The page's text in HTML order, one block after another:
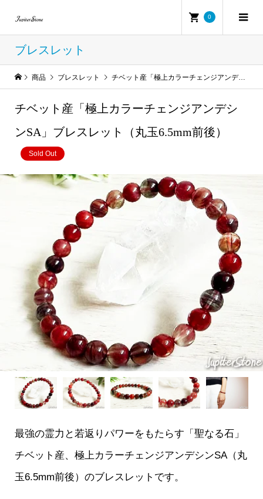
0
ブレスレット
商品 ブレスレット チベット産「極上カラーチェンジアンデシンSA」ブレスレット（丸玉6.5mm前後）
チベット産「極上カラーチェンジアンデシ
ンSA」ブレスレット（丸玉6.5mm前後）
Sold Out
最強の霊力と若返りパワーをもたらす「聖なる石」
チベット産、極上カラーチェンジアンデシンSA（丸
玉6.5mm前後）のブレスレットです。